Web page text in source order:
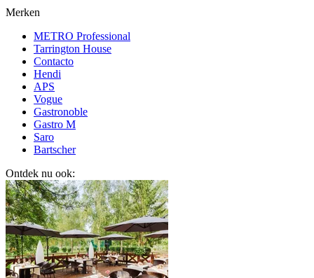
Merken
METRO Professional
Tarrington House
Contacto
Hendi
APS
Vogue
Gastronoble
Gastro M
Saro
Bartscher
Ontdek nu ook: